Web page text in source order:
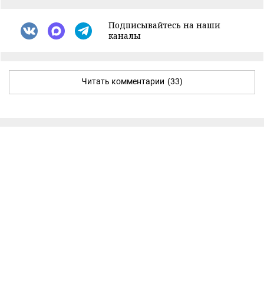
Подписывайтесь на наши
каналы
Читать комментарии (33)